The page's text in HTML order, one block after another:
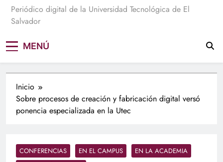
La Palabra Universitaria
Periódico digital de la Universidad Tecnológica de El
Salvador
MENÚ
Inicio
Sobre procesos de creación y fabricación digital versó
ponencia especializada en la Utec
CONFERENCIAS EN EL CAMPUS
EN LA ACADEMIA